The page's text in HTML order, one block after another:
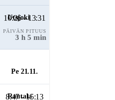
10:26 - 13:31
PÄIVÄN PITUUS
3 h 5 min
Pe 21.11.
8:47 - 15:13